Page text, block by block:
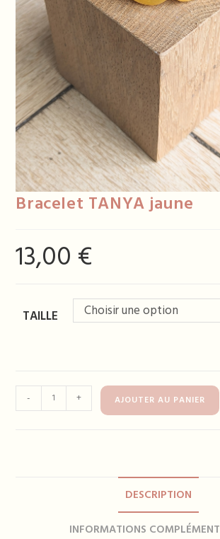
Bracelet TANYA jaune
13,00 €
TAILLE Choisir une option
de
- + AJOUTER AU PANIER
DESCRIPTION
INFORMATIONS